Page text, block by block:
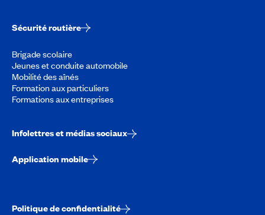
Sécurité routière
Brigade scolaire
Jeunes et conduite automobile
Mobilité des aînés
Formation aux particuliers
Formations aux entreprises
Infolettres et médias sociaux
Application mobile
Politique de confidentialité